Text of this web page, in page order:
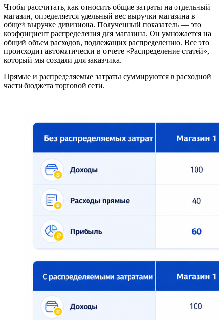
Чтобы рассчитать, как относить общие затраты на отдельный
магазин, определяется удельный вес выручки магазина в
общей выручке дивизиона. Полученный показатель — это
коэффициент распределения для магазина. Он умножается на
общий объем расходов, подлежащих распределению. Все это
происходит автоматически в отчете «Распределение статей»,
который мы создали для заказчика.
Прямые и распределяемые затраты суммируются в расходной
части бюджета торговой сети.